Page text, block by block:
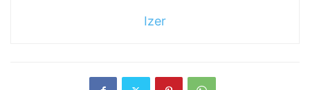
Izer